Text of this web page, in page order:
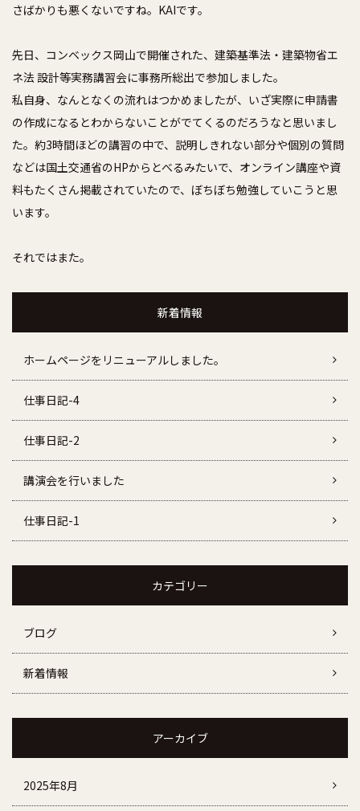
さばかりも悪くないですね。KAIです。
先日、コンベックス岡山で開催された、建築基準法・建築物省エ
ネ法 設計等実務講習会に事務所総出で参加しました。
私自身、なんとなくの流れはつかめましたが、いざ実際に申請書
の作成になるとわからないことがでてくるのだろうなと思いまし
た。約3時間ほどの講習の中で、説明しきれない部分や個別の質問
などは国土交通省のHPからとべるみたいで、オンライン講座や資
料もたくさん掲載されていたので、ぼちぼち勉強していこうと思
います。
それではまた。
新着情報
ホームページをリニューアルしました。
仕事日記-4
仕事日記-2
講演会を行いました
仕事日記-1
カテゴリー
ブログ
新着情報
アーカイブ
2025年8月